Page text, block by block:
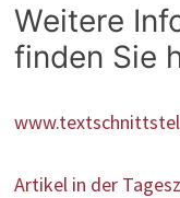
Weitere
finden Sie
Artikel in der